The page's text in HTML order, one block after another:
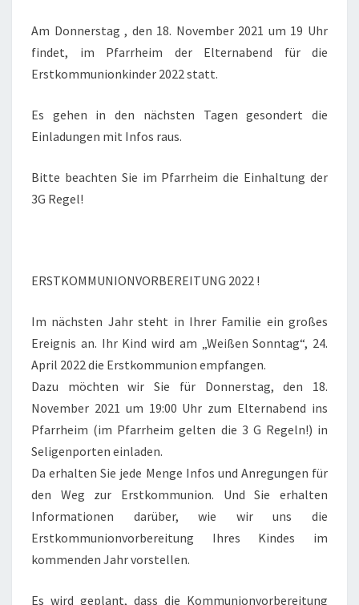
Am Donnerstag , den 18. November 2021 um 19 Uhr
findet, im Pfarrheim der Elternabend für die
Erstkommunionkinder 2022 statt.
Es gehen in den nächsten Tagen gesondert die
Einladungen mit Infos raus.
Bitte beachten Sie im Pfarrheim die Einhaltung der
3G Regel!
ERSTKOMMUNIONVORBEREITUNG 2022 !
Im nächsten Jahr steht in Ihrer Familie ein großes
Ereignis an. Ihr Kind wird am „Weißen Sonntag“, 24.
April 2022 die Erstkommunion empfangen.
Dazu möchten wir Sie für Donnerstag, den 18.
November 2021 um 19:00 Uhr zum Elternabend ins
Pfarrheim (im Pfarrheim gelten die 3 G Regeln!) in
Seligenporten einladen.
Da erhalten Sie jede Menge Infos und Anregungen für
den Weg zur Erstkommunion. Und Sie erhalten
Informationen darüber, wie wir uns die
Erstkommunionvorbereitung Ihres Kindes im
kommenden Jahr vorstellen.
Es wird geplant, dass die Kommunionvorbereitung